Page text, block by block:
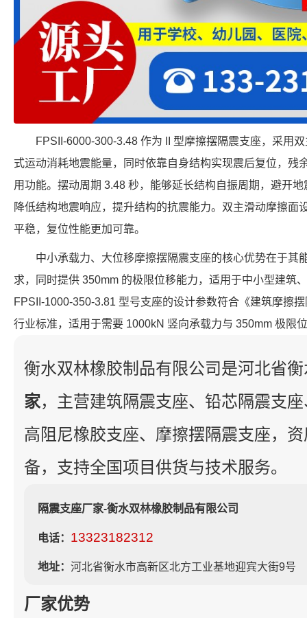
FPSII-6000-300-3.48 作为 II 型摩擦摆隔震支座，采用
式运动消耗地震能量，同时依靠自身结构实现震后复位，残
用功能。摆动周期 3.48 秒，能够延长结构自振周期，避开
降低结构地震响应，提升结构的抗震能力。双主滑动摩擦面
平稳，复位性能更加可靠。
中小承载力、大位移摩擦摆隔震支座的核心优势在于其
求，同时提供 350mm 的极限位移能力，适用于中小型建筑
FPSII-1000-350-3.81 型号支座的设计参数符合《建筑摩擦
行业标准，适用于需要 1000kN 竖向承载力与 350mm 极限
衡水双林橡胶制品有限公司是河北省
家，主营建筑隔震支座、铅芯隔震支
高阻尼橡胶支座、摩擦摆隔震支座，
备，支持全国项目供货与技术服务。
隔震支座厂家-衡水双林橡胶制品有限公司
电话： 13323182312
地址： 河北省衡水市高新区北方工业基地迎宾大街9号
厂家优势